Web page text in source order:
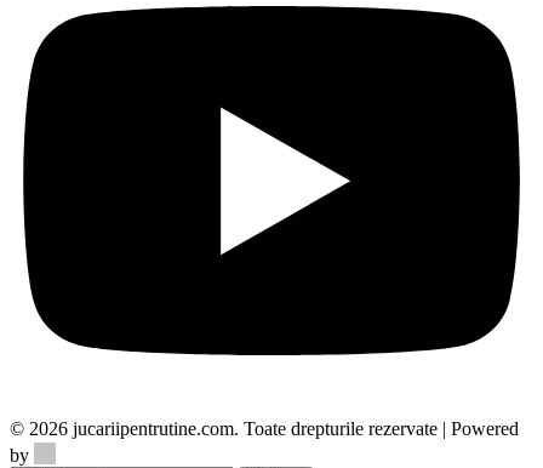
© 2026 jucariipentrutine.com. Toate drepturile rezervate | Powered
by